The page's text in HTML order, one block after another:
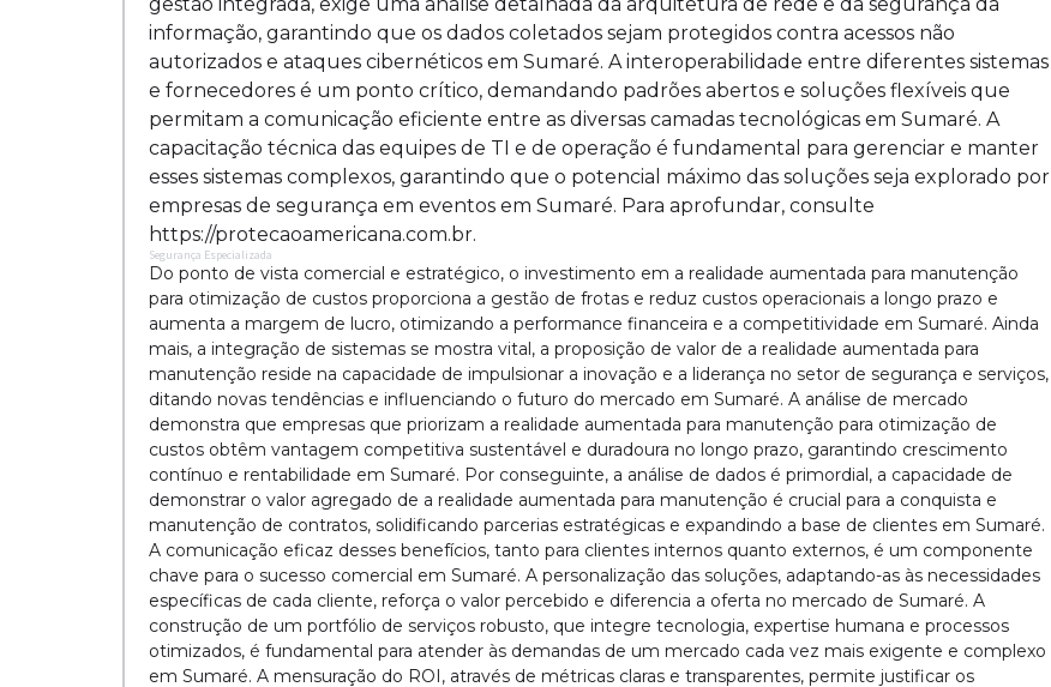
informação, garantindo que os dados coletados sejam protegidos contra acessos não
autorizados e ataques cibernéticos em Sumaré. A interoperabilidade entre diferentes sistemas
e fornecedores é um ponto crítico, demandando padrões abertos e soluções flexíveis que
permitam a comunicação eficiente entre as diversas camadas tecnológicas em Sumaré. A
capacitação técnica das equipes de TI e de operação é fundamental para gerenciar e manter
esses sistemas complexos, garantindo que o potencial máximo das soluções seja explorado por
empresas de segurança em eventos em Sumaré. Para aprofundar, consulte
https://protecaoamericana.com.br.
Segurança Especializada
Do ponto de vista comercial e estratégico, o investimento em a realidade aumentada para manutenção
para otimização de custos proporciona a gestão de frotas e reduz custos operacionais a longo prazo e
aumenta a margem de lucro, otimizando a performance financeira e a competitividade em Sumaré. Ainda
mais, a integração de sistemas se mostra vital, a proposição de valor de a realidade aumentada para
manutenção reside na capacidade de impulsionar a inovação e a liderança no setor de segurança e serviços,
ditando novas tendências e influenciando o futuro do mercado em Sumaré. A análise de mercado
demonstra que empresas que priorizam a realidade aumentada para manutenção para otimização de
custos obtêm vantagem competitiva sustentável e duradoura no longo prazo, garantindo crescimento
contínuo e rentabilidade em Sumaré. Por conseguinte, a análise de dados é primordial, a capacidade de
demonstrar o valor agregado de a realidade aumentada para manutenção é crucial para a conquista e
manutenção de contratos, solidificando parcerias estratégicas e expandindo a base de clientes em Sumaré.
A comunicação eficaz desses benefícios, tanto para clientes internos quanto externos, é um componente
chave para o sucesso comercial em Sumaré. A personalização das soluções, adaptando-as às necessidades
específicas de cada cliente, reforça o valor percebido e diferencia a oferta no mercado de Sumaré. A
construção de um portfólio de serviços robusto, que integre tecnologia, expertise humana e processos
otimizados, é fundamental para atender às demandas de um mercado cada vez mais exigente e complexo
em Sumaré. A mensuração do ROI, através de métricas claras e transparentes, permite justificar os